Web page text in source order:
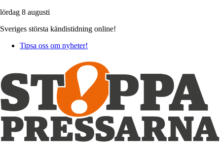
lördag 8 augusti
Sveriges största kändistidning online!
Tipsa oss om nyheter!